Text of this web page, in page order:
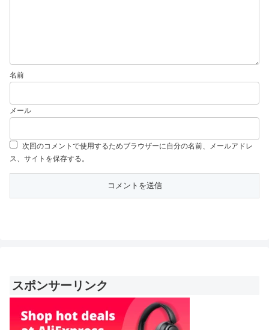
名前
メール
次回のコメントで使用するためブラウザーに自分の名前、メールアドレ
ス、サイトを保存する。
スポンサーリンク